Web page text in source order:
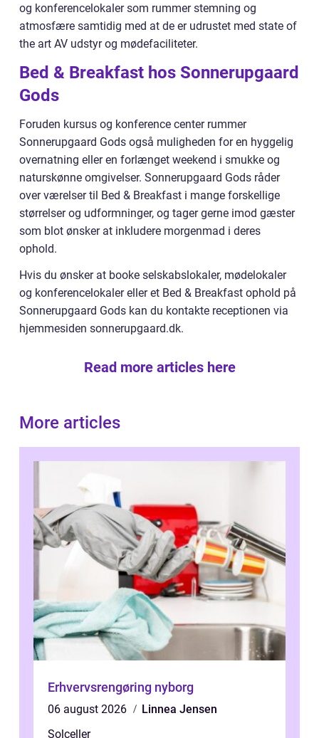
og konferencelokaler som rummer stemning og
atmosfære samtidig med at de er udrustet med state of
the art AV udstyr og mødefaciliteter.
Bed & Breakfast hos Sonnerupgaard
Gods
Foruden kursus og konference center rummer
Sonnerupgaard Gods også muligheden for en hyggelig
overnatning eller en forlænget weekend i smukke og
naturskønne omgivelser. Sonnerupgaard Gods råder
over værelser til Bed & Breakfast i mange forskellige
størrelser og udformninger, og tager gerne imod gæster
som blot ønsker at inkludere morgenmad i deres
ophold.
Hvis du ønsker at booke selskabslokaler, mødelokaler
og konferencelokaler eller et Bed & Breakfast ophold på
Sonnerupgaard Gods kan du kontakte receptionen via
hjemmesiden sonnerupgaard.dk.
Read more articles here
More articles
Erhvervsrengøring nyborg
06 august 2026
Linnea Jensen
Solceller